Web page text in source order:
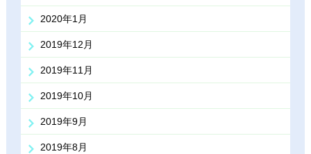
2020年1月
2019年12月
2019年11月
2019年10月
2019年9月
2019年8月